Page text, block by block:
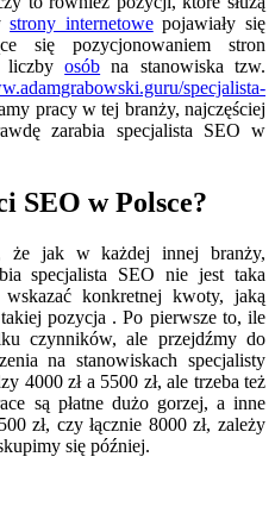
strony internetowepojawiały się
się pozycjonowaniem stron
liczbyosób na stanowiska tzw.
specjalista-
pracy w tej branży, najczęściej
zarabia specjalista SEO w
SEO w Polsce?
że jak w każdej innej branży,
specjalista SEO nie jest taka
konkretnej kwoty, jaką
pozycja . Po pierwsze to, ile
czynników, ale przejdźmy do
na stanowiskach specjalisty
4000 zł a 5500 zł, ale trzeba też
są płatne dużo gorzej, a inne
zł, czy łącznie 8000 zł, zależy
się później.